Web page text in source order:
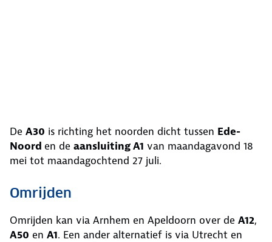
De A30 is richting het noorden dicht tussen Ede-
Noord en de aansluiting A1 van maandagavond 18
mei tot maandagochtend 27 juli.
Omrijden
Omrijden kan via Arnhem en Apeldoorn over de A12,
A50 en A1. Een ander alternatief is via Utrecht en